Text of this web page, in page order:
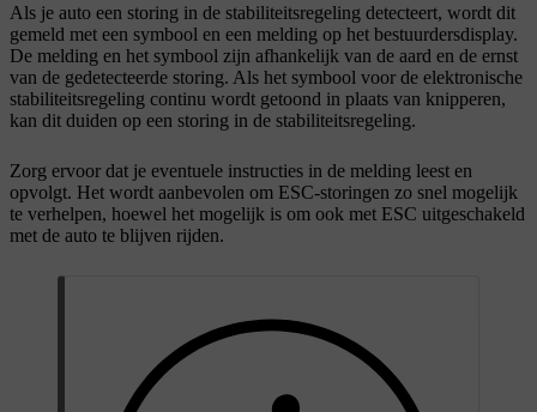
Als je auto een storing in de stabiliteitsregeling detecteert, wordt dit
gemeld met een symbool en een melding op het bestuurdersdisplay.
De melding en het symbool zijn afhankelijk van de aard en de ernst
van de gedetecteerde storing. Als het symbool voor de elektronische
stabiliteitsregeling continu wordt getoond in plaats van knipperen,
kan dit duiden op een storing in de stabiliteitsregeling.
Zorg ervoor dat je eventuele instructies in de melding leest en
opvolgt. Het wordt aanbevolen om ESC-storingen zo snel mogelijk
te verhelpen, hoewel het mogelijk is om ook met ESC uitgeschakeld
met de auto te blijven rijden.